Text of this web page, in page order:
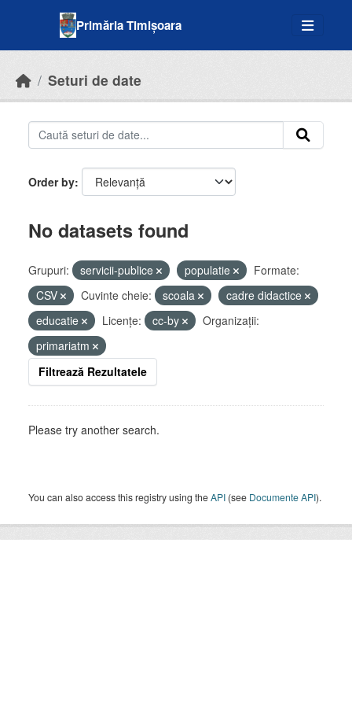
Primăria Timișoara
Seturi de date
Order by
No datasets found
Grupuri: servicii-publice populatie
Formate:
CSV
Cuvinte cheie: scoala
cadre didactice
educatie
Licenţe: cc-by
Organizații:
primariatm
Filtrează Rezultatele
Please try another search.
You can also access this registry using theAPI (see Documente API).